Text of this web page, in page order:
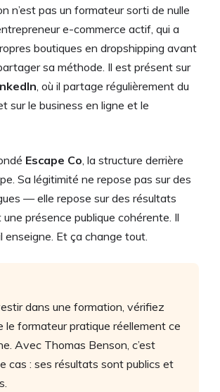
n’est pas un formateur sorti de nulle
e-commerce actif, qui a
boutiques en dropshipping avant
sa méthode. Il est présent sur
, où il partage régulièrement du
sur le business en ligne et le
Escape Co , la structure derrière
Sa légitimité ne repose pas sur des
— elle repose sur des résultats
présence publique cohérente. Il
enseigne. Et ça change tout.
dans une formation, vérifiez
le formateur pratique réellement ce
Avec Thomas Benson, c’est
cas : ses résultats sont publics et